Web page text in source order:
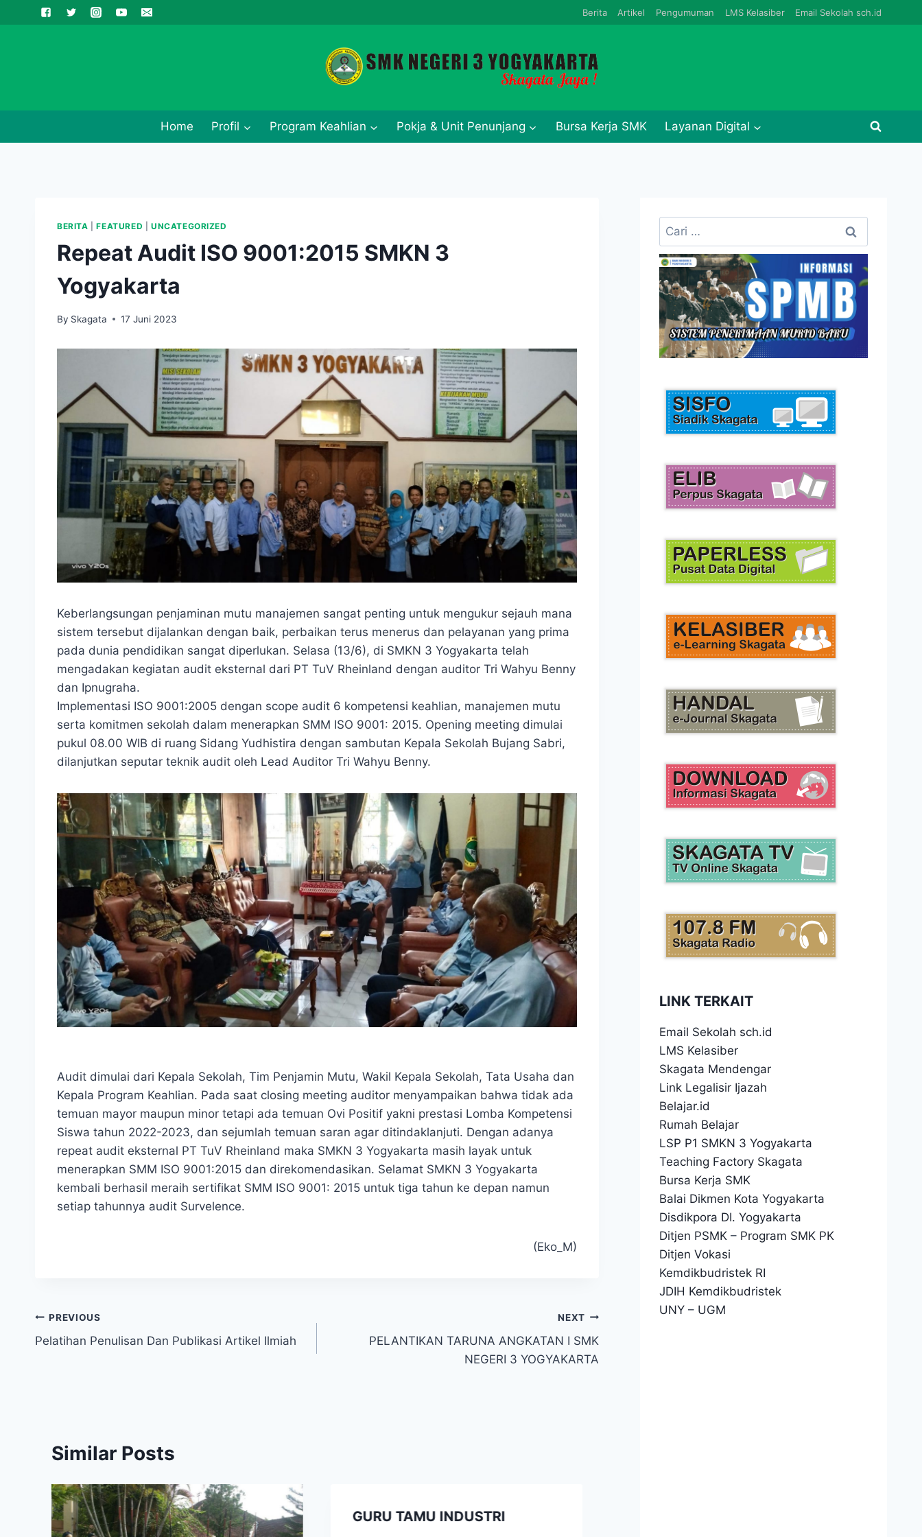
to
Berita Artikel Pengumuman LMS Kelasiber Email Sekolah sch.id
Home Profil Program Keahlian Pokja & Unit Penunjang Bursa Kerja SMK Layanan Digital
BERITA |FEATURED UNCATEGORIZED
Repeat Audit ISO 9001:2015 SMKN 3
Yogyakarta
By Skagata 17 Juni 2023
Keberlangsungan penjaminan mutu manajemen sangat penting untuk mengukur sejauh mana
sistem tersebut dijalankan dengan baik, perbaikan terus menerus dan pelayanan yang prima
pada dunia pendidikan sangat diperlukan. Selasa (13/6), di SMKN 3 Yogyakarta telah
mengadakan kegiatan audit eksternal dari PT TuV Rheinland dengan auditor Tri Wahyu Benny
dan Ipnugraha.
Implementasi ISO 9001:2005 dengan scope audit 6 kompetensi keahlian, manajemen mutu
serta komitmen sekolah dalam menerapkan SMM ISO 9001: 2015. Opening meeting dimulai
pukul 08.00 WIB di ruang Sidang Yudhistira dengan sambutan Kepala Sekolah Bujang Sabri,
dilanjutkan seputar teknik audit oleh Lead Auditor Tri Wahyu Benny.
Audit dimulai dari Kepala Sekolah, Tim Penjamin Mutu, Wakil Kepala Sekolah, Tata Usaha dan
Kepala Program Keahlian. Pada saat closing meeting auditor menyampaikan bahwa tidak ada
temuan mayor maupun minor tetapi ada temuan Ovi Positif yakni prestasi Lomba Kompetensi
Siswa tahun 2022-2023, dan sejumlah temuan saran agar ditindaklanjuti. Dengan adanya
repeat audit eksternal PT TuV Rheinland maka SMKN 3 Yogyakarta masih layak untuk
menerapkan SMM ISO 9001:2015 dan direkomendasikan. Selamat SMKN 3 Yogyakarta
kembali berhasil meraih sertifikat SMM ISO 9001: 2015 untuk tiga tahun ke depan namun
setiap tahunnya audit Survelence.
(Eko_M)
Navigasi
pos
PREVIOUS
Pelatihan Penulisan Dan Publikasi Artikel Ilmiah
NEXT
PELANTIKAN TARUNA ANGKATAN I SMK
NEGERI 3 YOGYAKARTA
Similar Posts
GURU TAMU INDUSTRI
Cari
untuk:
LINK TERKAIT
Email Sekolah sch.id
LMS Kelasiber
Skagata Mendengar
Link Legalisir Ijazah
Belajar.id
Rumah Belajar
LSP P1 SMKN 3 Yogyakarta
Teaching Factory Skagata
Bursa Kerja SMK
Balai Dikmen Kota Yogyakarta
Disdikpora DI. Yogyakarta
Ditjen PSMK– Program SMK PK
Ditjen Vokasi
Kemdikbudristek RI
JDIH Kemdikbudristek
UNY– UGM